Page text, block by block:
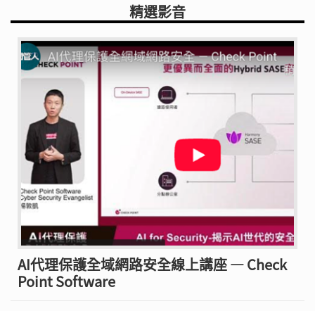
精選影音
AI代理保護全域網路安全線上講座 — Check
Point Software